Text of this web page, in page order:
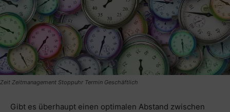
Zeit Zeitmanagement Stoppuhr Termin Geschäftlich
Gibt es überhaupt einen optimalen Abstand zwischen